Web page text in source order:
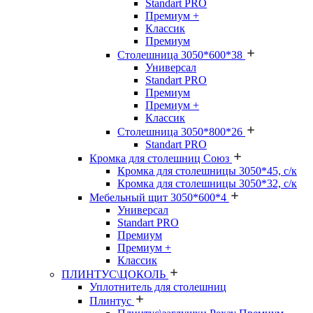
Standart PRO
Премиум +
Классик
Премиум
Столешница 3050*600*38
Универсал
Standart PRO
Премиум
Премиум +
Классик
Столешница 3050*800*26
Standart PRO
Кромка для столешниц Союз
Кромка для столешницы 3050*45, с/к
Кромка для столешницы 3050*32, с/к
Мебельный щит 3050*600*4
Универсал
Standart PRO
Премиум
Премиум +
Классик
ПЛИНТУС\ЦОКОЛЬ
Уплотнитель для столешниц
Плинтус